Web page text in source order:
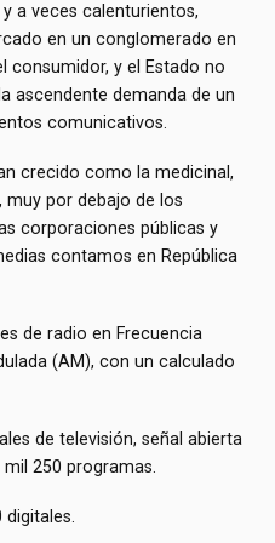
a veces calenturientos,
en un conglomerado en
consumidor, y el Estado no
ascendente demanda de un
comunicativos.
crecido como la medicinal,
muy por debajo de los
corporaciones públicas y
contamos en República
de radio en Frecuencia
(AM), con un calculado
de televisión, señal abierta
250 programas.